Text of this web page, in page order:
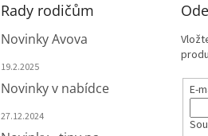
Rady rodičům
Novinky Avova
19.2.2025
Novinky v nabídce
27.12.2024
E-